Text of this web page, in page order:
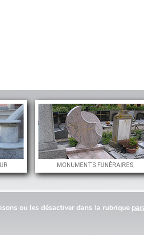
MONUMENTS FUNÉRAIRES
ou les désactiver dans la rubrique